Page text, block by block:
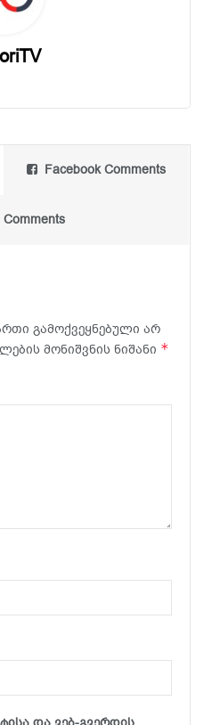
Facebook Comments
Comments
გამოქვეყნებული არ
მონიშვნის ნიშანი *